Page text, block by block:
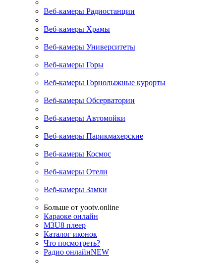
Веб-камеры Радиостанции
Веб-камеры Храмы
Веб-камеры Университеты
Веб-камеры Горы
Веб-камеры Горнолыжные курорты
Веб-камеры Обсерватории
Веб-камеры Автомойки
Веб-камеры Парикмахерские
Веб-камеры Космос
Веб-камеры Отели
Веб-камеры Замки
Больше от yootv.online
Караоке онлайн
M3U8 плеер
Каталог иконок
Что посмотреть?
Радио онлайнNEW